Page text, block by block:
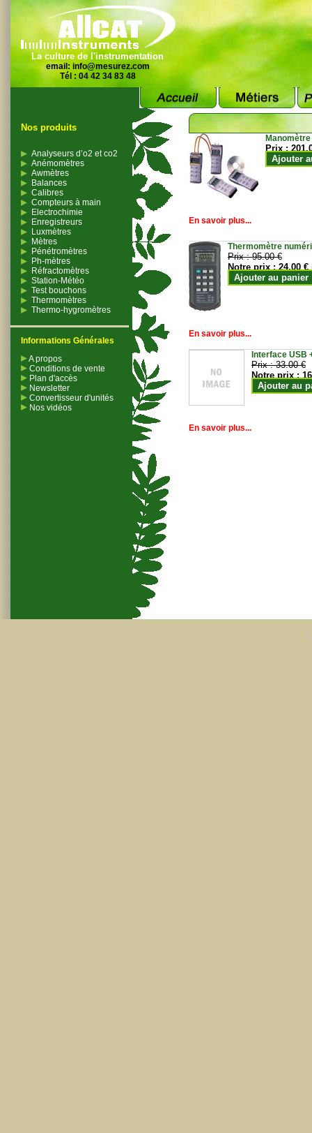
La culture de l'instrumentation
email: info@mesurez.com
Tél : 04 42 34 83 48
Nos produits
Analyseurs d’o2 et co2
Anémomètres
Awmètres
Balances
Calibres
Compteurs à main
Electrochimie
Enregistreurs
Luxmètres
Mètres
Pénétromètres
Ph-mètres
Réfractomètres
Station-Météo
Test bouchons
Thermomètres
Thermo-hygromètres
Informations Générales
A propos
Conditions de vente
Plan d'accès
Newsletter
Convertisseur d'unités
Nos vidéos
Prix :
Ajouter
En savoir plus...
Thermomètre
Prix :95.00 €
Notre prix :24.00 €
Ajouter au panier
En savoir plus...
Interface USB
Prix :33.00 €
Notre prix :
Ajouter au
En savoir plus...